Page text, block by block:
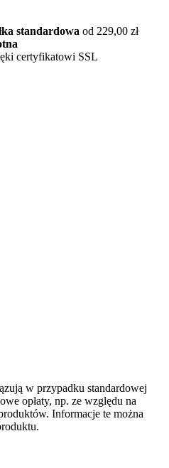
standardowa od 229,00 zł
certyfikatowi SSL
w przypadku standardowej
opłaty, np. ze względu na
Informacje te można